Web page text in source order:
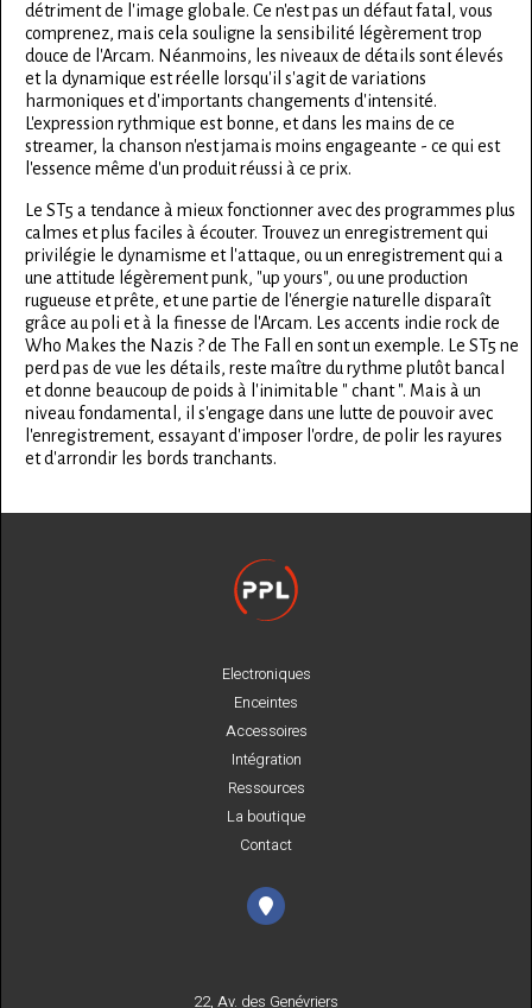
détriment de l'image globale. Ce n'est pas un défaut fatal, vous
comprenez, mais cela souligne la sensibilité légèrement trop
douce de l'Arcam. Néanmoins, les niveaux de détails sont élevés
et la dynamique est réelle lorsqu'il s'agit de variations
harmoniques et d'importants changements d'intensité.
L'expression rythmique est bonne, et dans les mains de ce
streamer, la chanson n'est jamais moins engageante - ce qui est
l'essence même d'un produit réussi à ce prix.
Le ST5 a tendance à mieux fonctionner avec des programmes plus
calmes et plus faciles à écouter. Trouvez un enregistrement qui
privilégie le dynamisme et l'attaque, ou un enregistrement qui a
une attitude légèrement punk, "up yours", ou une production
rugueuse et prête, et une partie de l'énergie naturelle disparaît
grâce au poli et à la finesse de l'Arcam. Les accents indie rock de
Who Makes the Nazis ? de The Fall en sont un exemple. Le ST5 ne
perd pas de vue les détails, reste maître du rythme plutôt bancal
et donne beaucoup de poids à l'inimitable " chant ". Mais à un
niveau fondamental, il s'engage dans une lutte de pouvoir avec
l'enregistrement, essayant d'imposer l'ordre, de polir les rayures
et d'arrondir les bords tranchants.
Electroniques
Enceintes
Accessoires
Intégration
Ressources
La boutique
Contact
22, Av. des Genévriers